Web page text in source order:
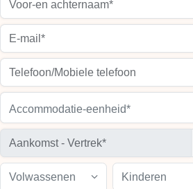
Accommodatie-eenheid*
Volwassenen
Kinderen